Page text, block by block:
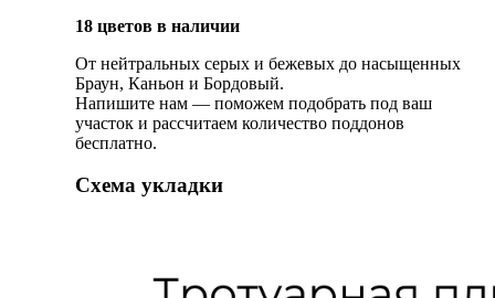
18 цветов в наличии
От нейтральных серых и бежевых до насыщенных
Браун, Каньон и Бордовый.
Напишите нам — поможем подобрать под ваш
участок и рассчитаем количество поддонов
бесплатно.
Схема укладки